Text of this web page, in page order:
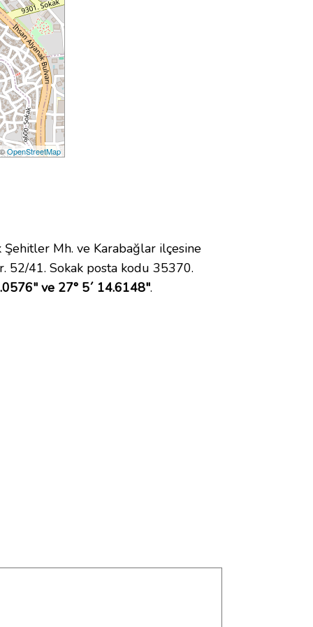
OpenStreetMap
Mh. ve Karabağlar ilçesine
41. Sokak posta kodu 35370.
ve 27° 5´ 14.6148".